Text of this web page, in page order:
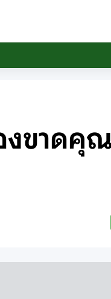
งขาดคุ